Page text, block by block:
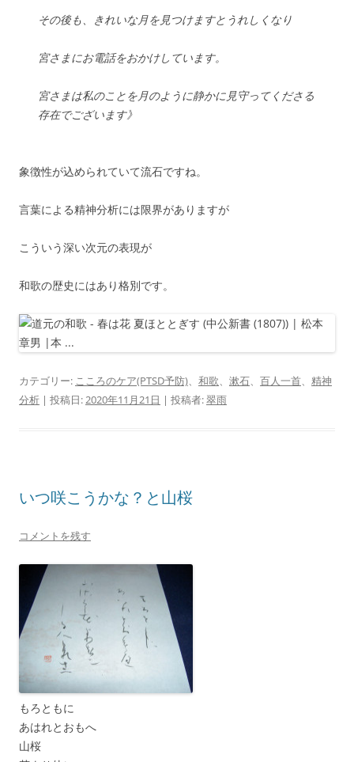
その後も、きれいな月を見つけますとうれしくなり
宮さまにお電話をおかけしています。
宮さまは私のことを月のように静かに見守ってくださる
存在でございます》
象徴性が込められていて流石ですね。
言葉による精神分析には限界がありますが
こういう深い次元の表現が
和歌の歴史にはあり格別です。
カテゴリー: こころのケア(PTSD予防)、 和歌、 漱石、 百人一首、 精神
分析 | 投稿日:2020年11月21日 | 投稿者:翠雨
いつ咲こうかな？と山桜
コメントを残す
もろともに
あはれとおもへ
山桜